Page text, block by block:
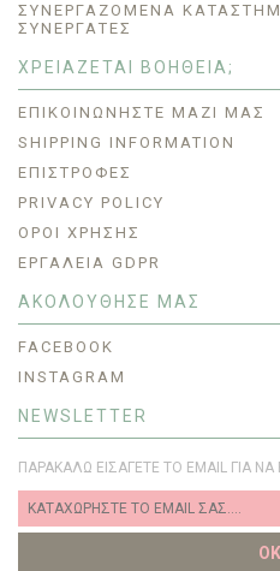
ΣΥΝΕΡΓΑΖΌΜΕΝΑ
ΣΥΝΕΡΓΆΤΕΣ
ΧΡΕΙΑΖΕΤΑΙ ΒΟΗΘΕΙΑ;
ΕΠΙΚΟΙΝΩΝΉΣΤΕ ΜΑΖΊ ΜΑΣ
SHIPPING INFORMATION
ΕΠΙΣΤΡΟΦΈΣ
PRIVACY POLICY
ΟΡΟΙ ΧΡΗΣΗΣ
ΕΡΓΑΛΕΊΑ GDPR
ΑΚΟΛΟΥΘΗΣΕ ΜΑΣ
FACEBOOK
INSTAGRAM
NEWSLETTER
ΠΑΡΑΚΑΛΏ ΕΙΣΆΓΕΤΕ ΤΟ EMAIL ΓΙΑ ΝΑ
OK